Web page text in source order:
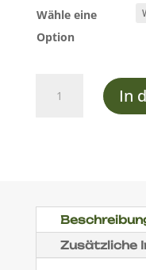
Wähle eine
Option
Garnacha
In
Zusätzliche